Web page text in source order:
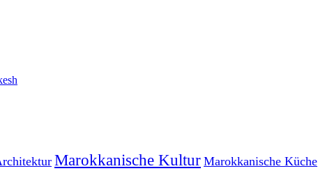
Marokkanische Kultur Marokkanische Küche